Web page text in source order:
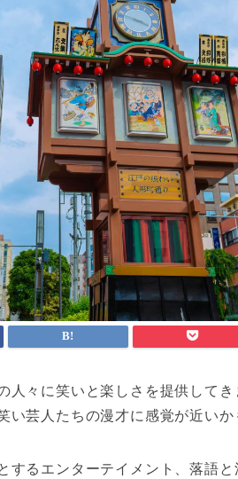
人々に笑いと楽しさを提供してき
い芸人たちの漫才に感覚が近いか
するエンターテイメント、落語